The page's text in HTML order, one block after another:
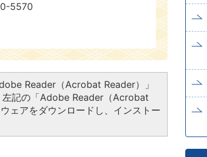
5570
Reader（Acrobat Reader）」
左記の「Adobe Reader（Acrobat
ェアをダウンロードし、インストー